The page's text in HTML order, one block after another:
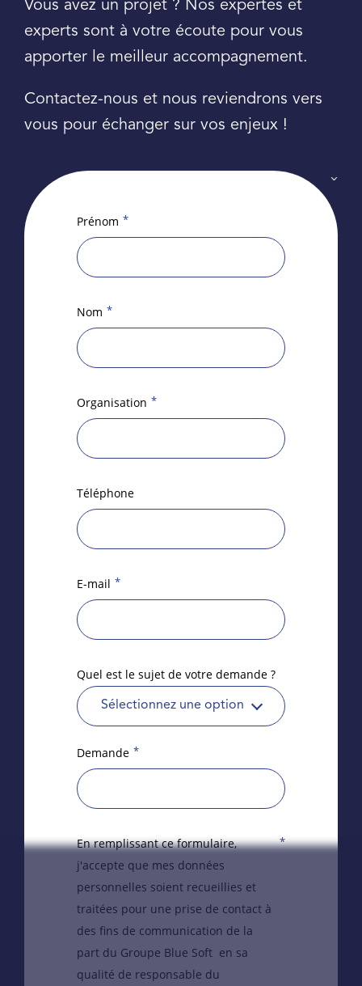
Vous avez un projet ? Nos expertes et
experts sont à votre écoute pour vous
apporter le meilleur accompagnement.
Contactez-nous et nous reviendrons vers
vous pour échanger sur vos enjeux !
Prénom *
Nom *
Organisation *
Téléphone
E-mail *
Quel est le sujet de votre demande ?
Sélectionnez une option
Demande *
En remplissant ce formulaire,
j'accepte que mes données
personnelles soient recueillies et
traitées pour une prise de contact à
des fins de communication de la
part du Groupe Blue Soft en sa
qualité de responsable du
*